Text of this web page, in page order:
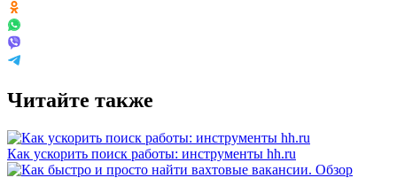
Читайте также
Как ускорить поиск работы: инструменты hh.ru